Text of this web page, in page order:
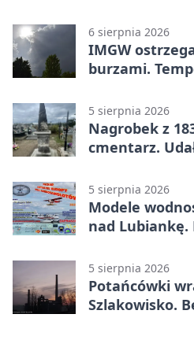
6 sierpnia 2026
IMGW
burzami.
5 sierpnia 2026
Nagrobek z
cmentarz.
5 sierpnia 2026
Modele
nad Lubiankę.
5 sierpnia 2026
Potańcówki
Szlakowisko.